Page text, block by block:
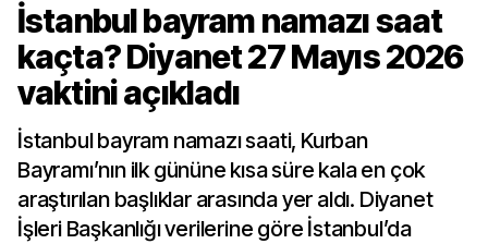
İstanbul bayram namazı saat
kaçta? Diyanet 27 Mayıs 2026
vaktini açıkladı
İstanbul bayram namazı saati, Kurban
Bayramı’nın ilk gününe kısa süre kala en çok
araştırılan başlıklar arasında yer aldı. Diyanet
İşleri Başkanlığı verilerine göre İstanbul’da